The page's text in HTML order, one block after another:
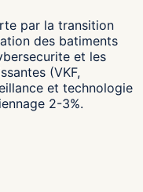
par la transition
des batiments
et les
(VKF,
et technologie
2-3%.